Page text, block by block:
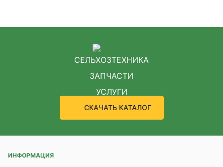
СЕЛЬХОЗТЕХНИКА
ЗАПЧАСТИ
УСЛУГИ
СКАЧАТЬ КАТАЛОГ
ИНФОРМАЦИЯ